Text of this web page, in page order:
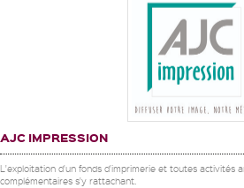
AJC IMPRESSION
L'exploitation d'un fonds d'imprimerie et toutes activités
complémentaires s'y rattachant.